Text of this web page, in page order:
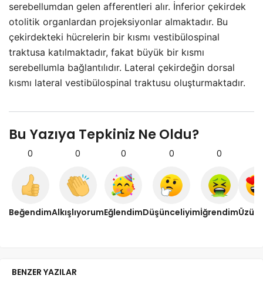
serebellumdan gelen afferentleri alır. İnferior çekirdek
otolitik organlardan projeksiyonlar almaktadır. Bu
çekirdekteki hücrelerin bir kısmı vestibülospinal
traktusa katılmaktadır, fakat büyük bir kısmı
serebellumla bağlantılıdır. Lateral çekirdeğin dorsal
kısmı lateral vestibülospinal traktusu oluşturmaktadır.
Bu Yazıya Tepkiniz Ne Oldu?
0
Beğendim
0
Alkışlıyorum
0
Eğlendim
0
Düşünceliyim
0
İğrendim
BENZER YAZILAR